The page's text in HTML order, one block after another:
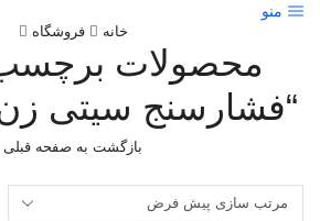
منو
خانه فروشگاه
محصولات
“فشارسنج سیتی زن
بازگشت به صفحه قبلی